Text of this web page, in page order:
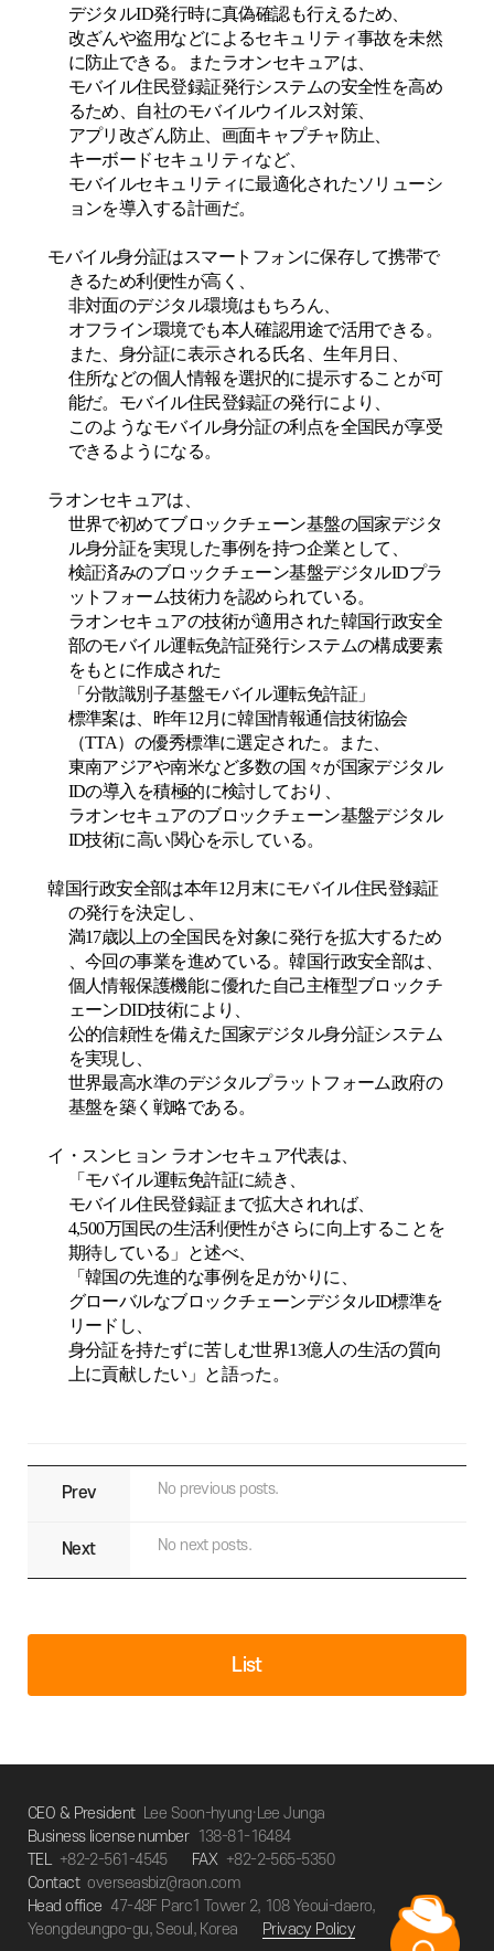
デジタルID発行時に真偽確認も行えるため、
改ざんや盗用などによるセキュリティ事故を未然
に防止できる。またラオンセキュアは、
モバイル住民登録証発行システムの安全性を高め
るため、自社のモバイルウイルス対策、
アプリ改ざん防止、画面キャプチャ防止、
キーボードセキュリティなど、
モバイルセキュリティに最適化されたソリューシ
ョンを導入する計画だ。
モバイル身分証はスマートフォンに保存して携帯で
きるため利便性が高く、
非対面のデジタル環境はもちろん、
オフライン環境でも本人確認用途で活用できる。
また、身分証に表示される氏名、生年月日、
住所などの個人情報を選択的に提示することが可
能だ。モバイル住民登録証の発行により、
このようなモバイル身分証の利点を全国民が享受
できるようになる。
ラオンセキュアは、
世界で初めてブロックチェーン基盤の国家デジタ
ル身分証を実現した事例を持つ企業として、
検証済みのブロックチェーン基盤デジタルIDプラ
ットフォーム技術力を認められている。
ラオンセキュアの技術が適用された韓国行政安全
部のモバイル運転免許証発行システムの構成要素
をもとに作成された
「分散識別子基盤モバイル運転免許証」
標準案は、昨年12 月に韓国情報通信技術協会
（TTA）の優秀標準に選定された。また、
東南アジアや南米など多数の国々が国家デジタル
IDの導入を積極的に検討しており、
ラオンセキュアのブロックチェーン基盤デジタル
ID技術に高い関心を示している。
韓国行政安全部は本年12 月末にモバイル住民登録証
の発行を決定し、
満17歳以上の全国民を対象に発行を拡大するため
、今回の事業を進めている。韓国行政安全部は、
個人情報保護機能に優れた自己主権型ブロックチ
ェーンDID技術により、
公的信頼性を備えた国家デジタル身分証システム
を実現し、
世界最高水準のデジタルプラットフォーム政府の
基盤を築く戦略である。
イ・スンヒョン ラオンセキュア代表は、
「モバイル運転免許証に続き、
モバイル住民登録証まで拡大されれば、
4,500万国民の生活利便性がさらに向上することを
期待している」と述べ、
「韓国の先進的な事例を足がかりに、
グローバルなブロックチェーンデジタルID標準を
リードし、
身分証を持たずに苦しむ世界13億人の生活の質向
上に貢献したい」と語った。
Prev No previous posts.
Next No next posts.
List
CEO & President
Lee Soon-hyung·Lee Junga
Business license number
138-81-16484
TEL +82-2-561-4545 FAX +82-2-565-5350
Contact overseasbiz@raon.com
Head office 47-48F Parc1 Tower 2, 108 Yeoui-daero,
Yeongdeungpo-gu, Seoul, Korea
Privacy Policy